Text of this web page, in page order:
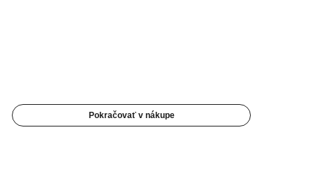
Pokračovať v nákupe